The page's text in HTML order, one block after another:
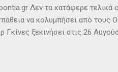
την αναφέρει πρώτο...
Δεν τα κατάφερε τελικά
να κολυμπήσει από τους
Γκίνες ξεκινήσει στις 26
Τη νύχτα ένα κοπάδι